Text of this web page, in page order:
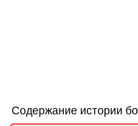
Содержание истории